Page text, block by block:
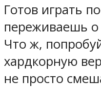
Готов играть
переживаешь о
Что ж,
хардкорную
не просто